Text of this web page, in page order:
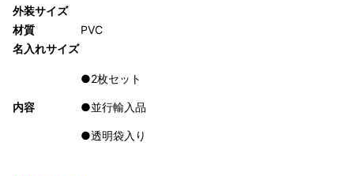
外装サイズ
材質
PVC
名入れサイズ
内容
●2枚セット
●並行輸入品
●透明袋入り